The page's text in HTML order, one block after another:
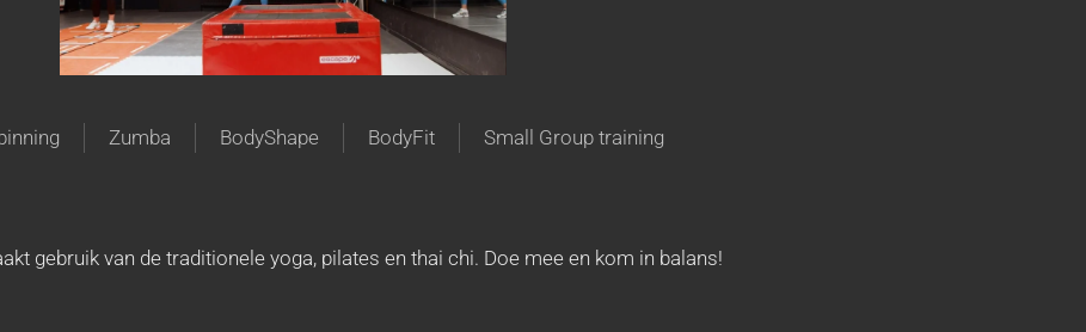
Zumba BodyShape BodyFit Small Group training
gebruik van de traditionele yoga, pilates en thai chi. Doe mee en kom in balans!